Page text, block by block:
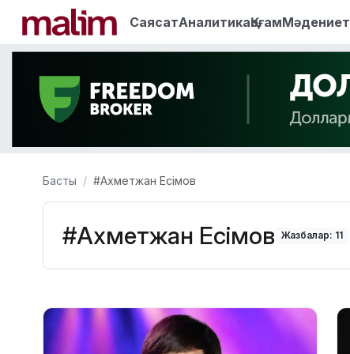
СаясатАналитикаҚоғамМәдениет
Басты #Ахметжан Есімов
#Ахметжан Есімов Жазбалар: 11